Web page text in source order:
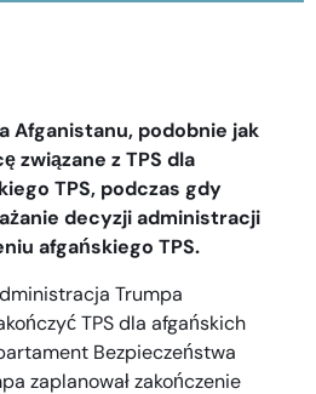
Afganistanu, podobnie jak
związane z TPS dla
TPS, podczas gdy
decyzji administracji
afgańskiego TPS.
Trumpa
TPS dla afgańskich
Bezpieczeństwa
zaplanował zakończenie